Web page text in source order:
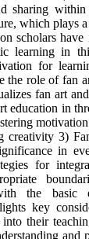
sharing
which plays
scholars
learning in
for
the role of fan
fan art
education in
creativity 3)
in
for
the basic
key
their
and